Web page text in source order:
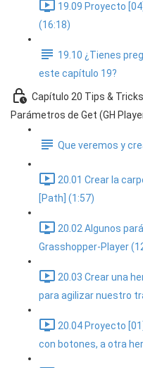
19.09 Proyecto
(16:18)
19.10 ¿Tienes
este capítulo 19?
Capítulo 20 Tips &
Parámetros de Get (GH
Que veremos y
20.01 Crear la
[Path] (1:57)
20.02 Algunos
Grasshopper-Player
20.03 Crear una
para agilizar nuestro
20.04 Proyecto
con botones, a otra